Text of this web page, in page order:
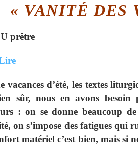
« VANITÉ DES
prêtre
vacances d’été, les textes
sûr, nous en avons
: on se donne beaucoup
on s’impose des fatigues qui
matériel c’est bien, mais si